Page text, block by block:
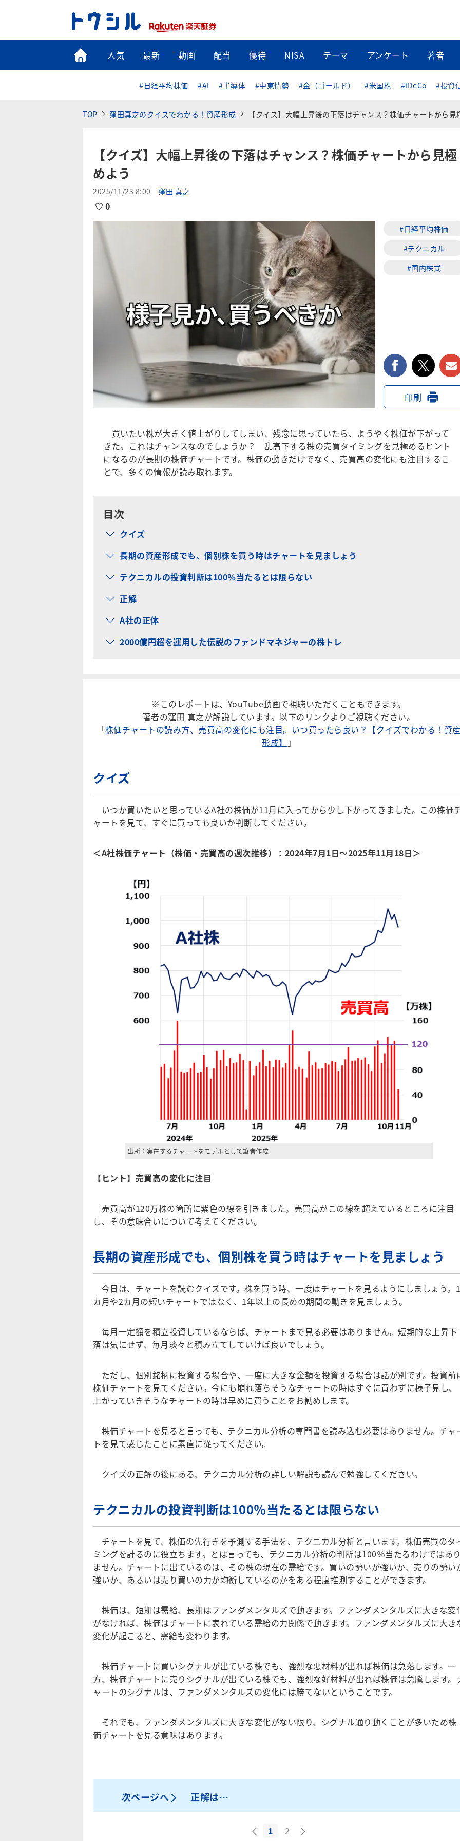
トップ
人気 最新 動画 配当 優待 NISA テーマ アンケート 著者
#日経平均株価 #AI #半導体 #中東情勢 #金（ゴールド） #米国株 #iDeCo #投資
TOP 窪田真之のクイズでわかる！資産形成 【クイズ】大幅上昇後の下落はチャンス？株価チャートから見極めよ
【クイズ】大幅上昇後の下落はチャンス？株価チャートから見極
めよう
2025/11/23 8:00 窪田 真之
0
#日経平均株価
#テクニカル
#国内株式
facebook
印刷
買いたい株が大きく値上がりしてしまい、残念に思っていたら、ようやく株価が下がって
きた。これはチャンスなのでしょうか？ 乱高下する株の売買タイミングを見極めるヒント
になるのが長期の株価チャートです。株価の動きだけでなく、売買高の変化にも注目するこ
とで、多くの情報が読み取れます。
目次
クイズ
長期の資産形成でも、個別株を買う時はチャートを見ましょう
テクニカルの投資判断は100％当たるとは限らない
正解
A社の正体
2000億円超を運用した伝説のファンドマネジャーの株トレ
※このレポートは、YouTube動画で視聴いただくこともできます。
著者の窪田 真之が解説しています。以下のリンクよりご視聴ください。
「株価チャートの読み方、売買高の変化にも注目。いつ買ったら良い？【クイズでわかる！資
形成】
」
クイズ
いつか買いたいと思っているA社の株価が11月に入ってから少し下がってきました。この株価
ャートを見て、すぐに買っても良いか判断してください。
＜A社株価チャート（株価・売買高の週次推移）：2024年7月1日～2025年11月18日＞
出所：実在するチャートをモデルとして筆者作成
【ヒント】売買高の変化に注目
売買高が120万株の箇所に紫色の線を引きました。売買高がこの線を超えているところに注目
し、その意味合いについて考えてください。
長期の資産形成でも、個別株を買う時はチャートを見ましょう
今日は、チャートを読むクイズです。株を買う時、一度はチャートを見るようにしましょう。1
カ月や2カ月の短いチャートではなく、1年以上の長めの期間の動きを見ましょう。
毎月一定額を積立投資しているならば、チャートまで見る必要はありません。短期的な上昇下
落は気にせず、毎月淡々と積み立てしていけば良いでしょう。
ただし、個別銘柄に投資する場合や、一度に大きな金額を投資する場合は話が別です。投資前
株価チャートを見てください。今にも崩れ落ちそうなチャートの時はすぐに買わずに様子見し、
上がっていきそうなチャートの時は早めに買うことをお勧めします。
株価チャートを見ると言っても、テクニカル分析の専門書を読み込む必要はありません。チャ
トを見て感じたことに素直に従ってください。
クイズの正解の後にある、テクニカル分析の詳しい解説も読んで勉強してください。
テクニカルの投資判断は100％当たるとは限らない
チャートを見て、株価の先行きを予測する手法を、テクニカル分析と言います。株価売買のタ
ミングを計るのに役立ちます。とは言っても、テクニカル分析の判断は100％当たるわけではあ
ません。チャートに出ているのは、その株の現在の需給です。買いの勢いが強いか、売りの勢い
強いか、あるいは売り買いの力が均衡しているのかをある程度推測することができます。
株価は、短期は需給、長期はファンダメンタルズで動きます。ファンダメンタルズに大きな変
がなければ、株価はチャートに表れている需給の力関係で動きます。ファンダメンタルズに大き
変化が起こると、需給も変わります。
株価チャートに買いシグナルが出ている株でも、強烈な悪材料が出れば株価は急落します。一
方、株価チャートに売りシグナルが出ている株でも、強烈な好材料が出れば株価は急騰します。
ャートのシグナルは、ファンダメンタルズの変化には勝てないということです。
それでも、ファンダメンタルズに大きな変化がない限り、シグナル通り動くことが多いため株
価チャートを見る意味はあります。
次ページへ 正解は…
1 2